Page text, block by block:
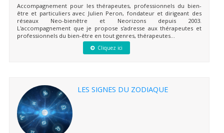
Accompagnement pour les thérapeutes, professionnels du bien-
être et particuliers avec Julien Peron, fondateur et dirigeant des
réseaux Neo-bienêtre et Neorizons depuis 2003.
L'accompagnement que je propose s'adresse aux thérapeutes et
professionnels du bien-être en tout genres, thérapeutes...
Cliquez ici
LES SIGNES DU ZODIAQUE